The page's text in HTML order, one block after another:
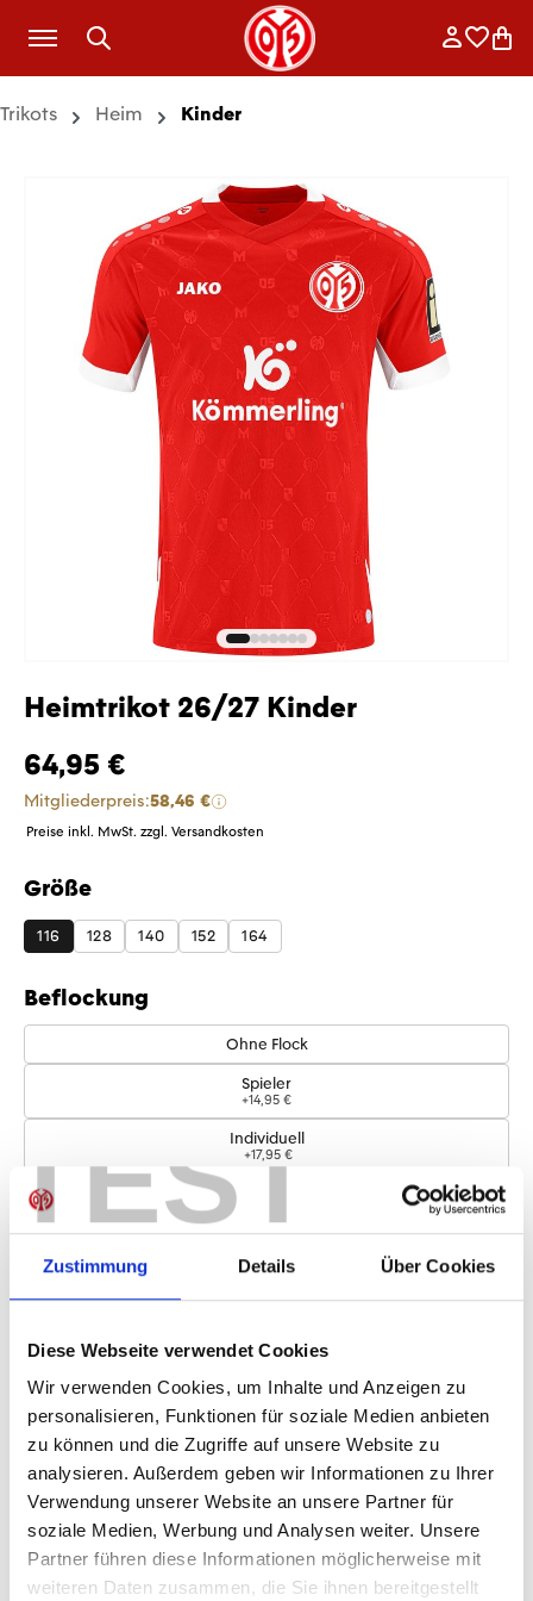
TEST
Zustimmung Details Über Cookies
Diese Webseite verwendet Cookies
Wir verwenden Cookies, um Inhalte und Anzeigen zu
personalisieren, Funktionen für soziale Medien anbieten
zu können und die Zugriffe auf unsere Website zu
analysieren. Außerdem geben wir Informationen zu Ihrer
Verwendung unserer Website an unsere Partner für
soziale Medien, Werbung und Analysen weiter. Unsere
Partner führen diese Informationen möglicherweise mit
weiteren Daten zusammen, die Sie ihnen bereitgestellt
Zum Hauptinhalt springen
Trikots Heim Kinder
Heimtrikot 26/27 Kinder
64,95 €
Mitgliederpreis:58,46 €
Preise inkl. MwSt. zzgl. Versandkosten
Größe
auswählen
116 128 140 152 164
Beflockung
Ohne Flock
Spieler
+14,95 €
Individuell
+17,95 €
Logos
Bundesliga-Logo
+4,95 €
IN DEN WARENKORB